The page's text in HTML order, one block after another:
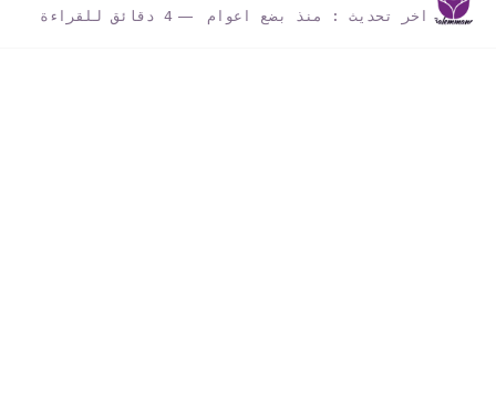
اخر تحديث :
منذ بضع اعوام 4 دقائق للقراءة